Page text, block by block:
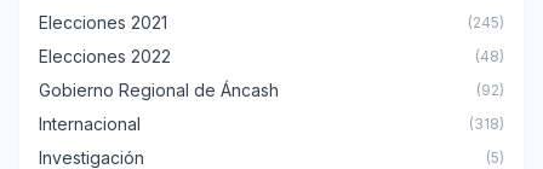
Elecciones 2021 (245)
Elecciones 2022 (48)
Gobierno Regional de Áncash (92)
Internacional (318)
Investigación (5)